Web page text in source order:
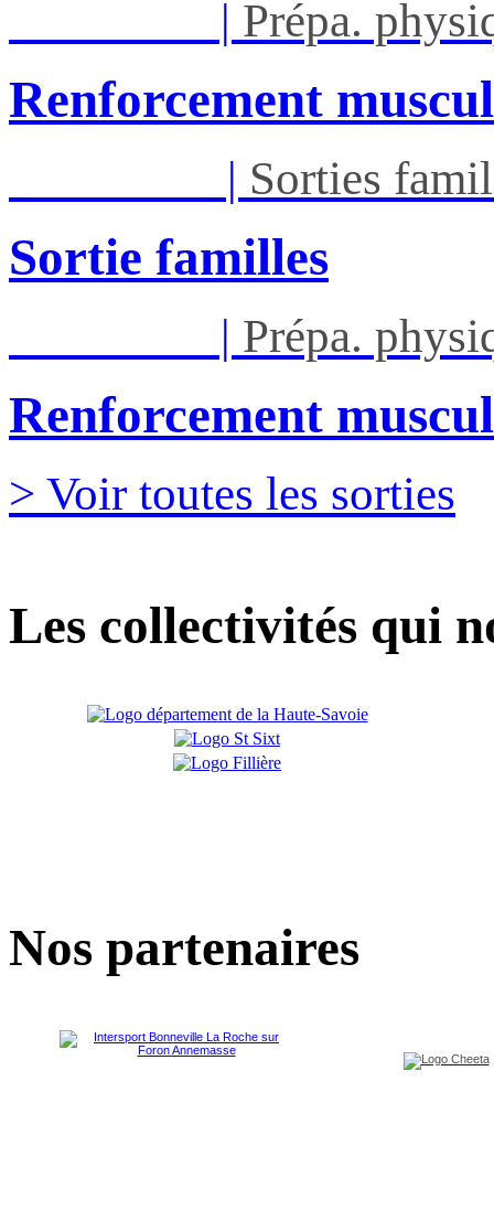
| Prépa.
Renforcement
| Sorties
Sortie familles
| Prépa.
Renforcement
> Voir toutes les sorties
Les collectivités qui
Nos partenaires